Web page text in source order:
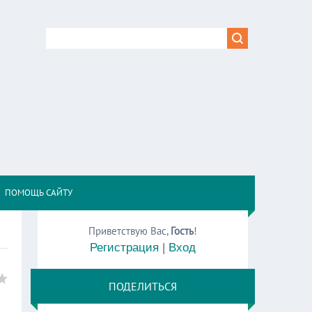
ПОМОЩЬ САЙТУ
Приветствую Вас, Гость!
Регистрация | Вход
ПОДЕЛИТЬСЯ